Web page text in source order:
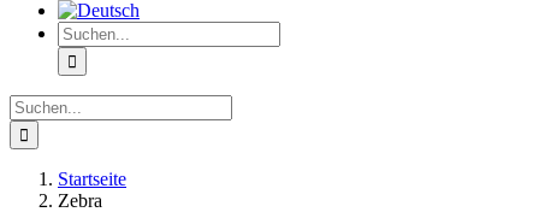
Suche
nach:
Suche
nach:
Startseite
Zebra